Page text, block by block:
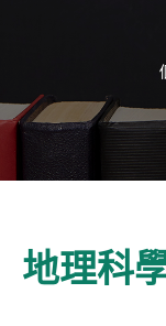
地理科